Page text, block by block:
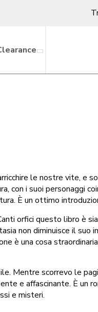
le nostre vite, e
con i suoi personaggi
È un ottimo
orfici questo libro è
non diminuisce il suo
è una cosa
Mentre scorrevo le
e affascinante. È un
e misteri.